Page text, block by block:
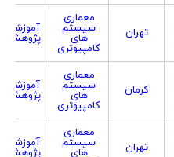
تهران
معماری
سیستم
های
کامپیوتری
آموزشی
پژوهشی
کرمان
معماری
سیستم
های
کامپیوتری
آموزشی
پژوهشی
تهران
معماری
سیستم
های
آموزشی
پژوهشی